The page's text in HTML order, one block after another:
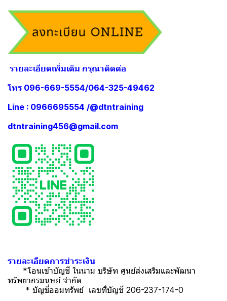
รายละเอียดเพิ่มเติม กรุณาติดต่อ
โทร 096-669-5554/064-325-49462
Line : 0966695554 /@dtntraining
dtntraining456@gmail.com
รายละเอียดการชำระเงิน
*โอนเข้าบัญชี ในนาม บริษัท ศูนย์ส่งเสริมและพัฒนา
ทรัพยากรมนุษย์ จำกัด
* บัญชีออมทรัพย์ เลขที่บัญชี 206-237-174-0